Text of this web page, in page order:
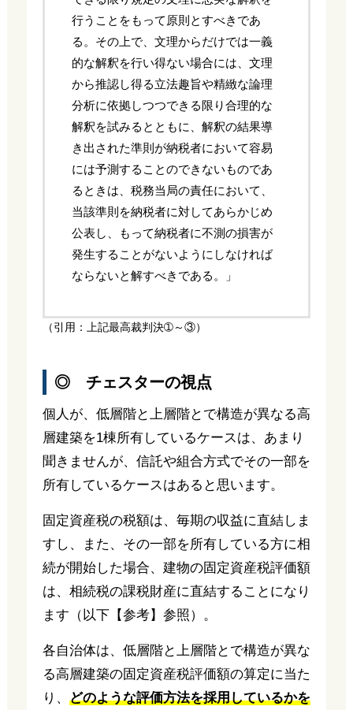
行うことをもって原則とすべきであ
る。その上で、文理からだけでは一義
的な解釈を行い得ない場合には、文理
から推認し得る立法趣旨や精緻な論理
分析に依拠しつつできる限り合理的な
解釈を試みるとともに、解釈の結果導
き出された準則が納税者において容易
には予測することのできないものであ
るときは、税務当局の責任において、
当該準則を納税者に対してあらかじめ
公表し、もって納税者に不測の損害が
発生することがないようにしなければ
ならないと解すべきである。」
（引用：上記最高裁判決➀～③）
◎ チェスターの視点
個人が、低層階と上層階とで構造が異なる高
層建築を1棟所有しているケースは、あまり
聞きませんが、信託や組合方式でその一部を
所有しているケースはあると思います。
固定資産税の税額は、毎期の収益に直結しま
すし、また、その一部を所有している方に相
続が開始した場合、建物の固定資産税評価額
は、相続税の課税財産に直結することになり
ます（以下【参考】参照）。
各自治体は、低層階と上層階とで構造が異な
る高層建築の固定資産税評価額の算定に当た
り、 どのような評価方法を採用しているかを